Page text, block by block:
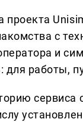
проекта
с
и
для работы,
сервиса